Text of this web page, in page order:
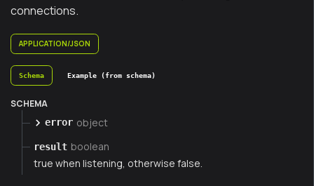
connections.
APPLICATION/JSON
Schema Example (from schema)
SCHEMA
error object
result boolean
true when listening, otherwise false.